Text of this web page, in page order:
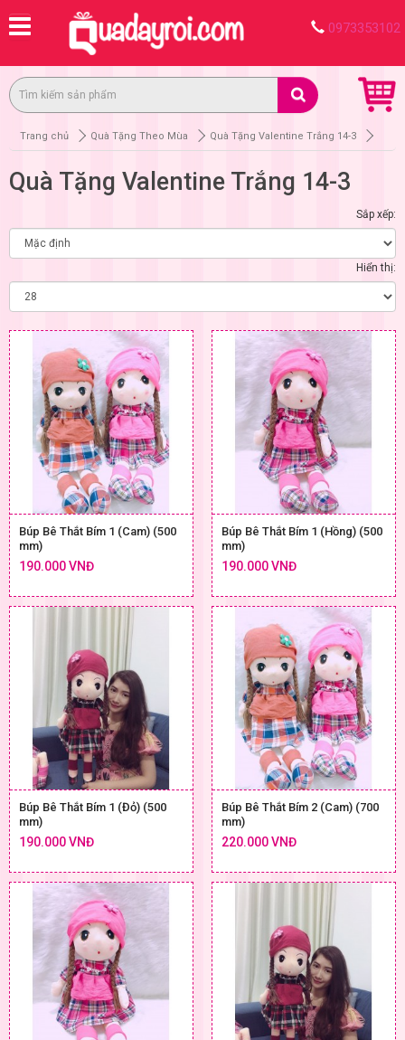
0973353102
Trang chủ Quà Tặng Theo Mùa Quà Tặng Valentine Trắng 14-3
Quà Tặng Valentine Trắng 14-3
Sắp xếp:
Hiển thị:
Búp Bê Thắt Bím 1 (Cam) (500
mm)
190.000 VNĐ
Búp Bê Thắt Bím 1 (Hồng) (500
mm)
190.000 VNĐ
Búp Bê Thắt Bím 1 (Đỏ) (500
mm)
190.000 VNĐ
Búp Bê Thắt Bím 2 (Cam) (700
mm)
220.000 VNĐ